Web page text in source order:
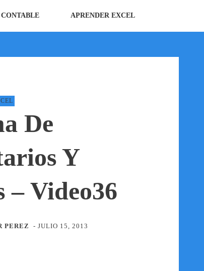
APRENDER EXCEL
De
Y
– Video36
PEREZ - JULIO 15, 2013